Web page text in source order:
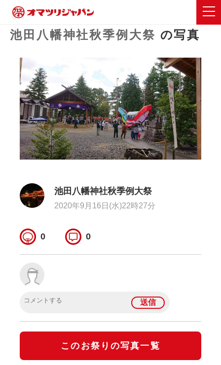
池田八幡神社秋季例大祭 の写真
池田八幡神社秋季例大祭
2020年9月16日(水)22時27分
0 0
このお祭りの写真一覧